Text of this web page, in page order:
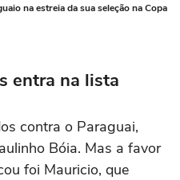
na estreia da sua seleção na Copa
entra na lista
contra o Paraguai,
Bóia. Mas a favor
foi Mauricio, que